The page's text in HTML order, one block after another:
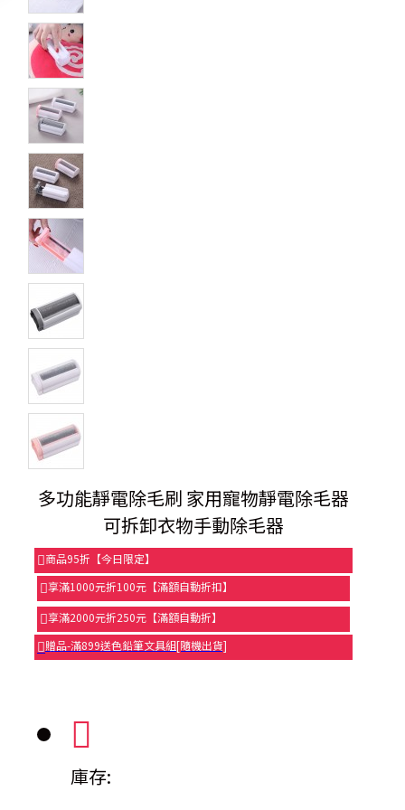
多功能靜電除毛刷 家用寵物靜電除毛器
可拆卸衣物手動除毛器
商品95折【今日限定】
享滿1000元折100元【滿額自動折扣】
享滿2000元折250元【滿額自動折】
贈品-滿899送色鉛筆文具組[隨機出貨]
庫存: